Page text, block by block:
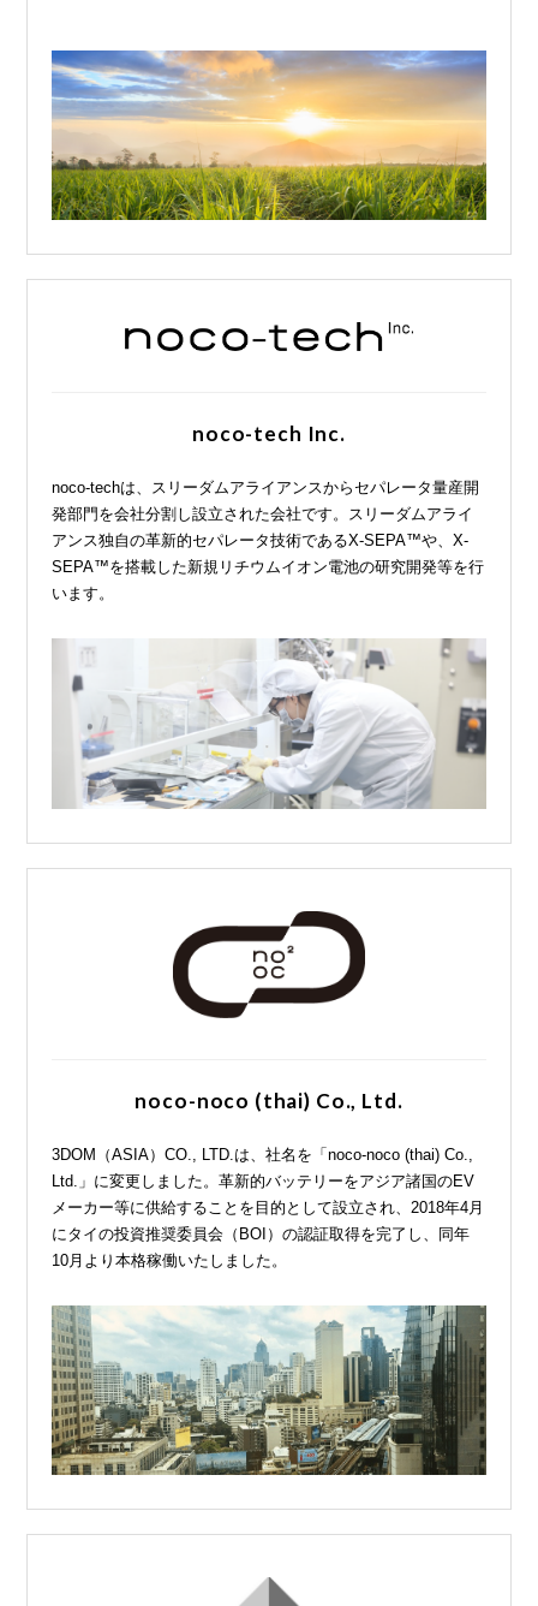
noco-tech Inc.
noco-techは、スリーダムアライアンスからセパレータ量産開
発部門を会社分割し設立された会社です。スリーダムアライ
アンス独自の革新的セパレータ技術であるX-SEPA™や、X-
SEPA™を搭載した新規リチウムイオン電池の研究開発等を行
います。
noco-noco (thai) Co., Ltd.
3DOM（ASIA）CO., LTD.は、社名を「noco-noco (thai) Co.,
Ltd.」に変更しました。革新的バッテリーをアジア諸国のEV
メーカー等に供給することを目的として設立され、2018年4月
にタイの投資推奨委員会（BOI）の認証取得を完了し、同年
10月より本格稼働いたしました。